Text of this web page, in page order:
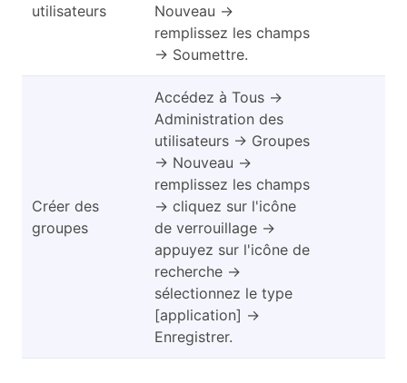
utilisateurs
Nouveau →
remplissez les champs
→ Soumettre.
Créer des
groupes
Accédez à Tous →
Administration des
utilisateurs → Groupes
→ Nouveau →
remplissez les champs
→ cliquez sur l'icône
de verrouillage →
appuyez sur l'icône de
recherche →
sélectionnez le type
[application] →
Enregistrer.